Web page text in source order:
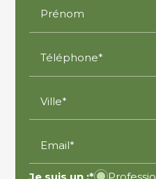
Prénom
Téléphone*
Ville*
Email*
Je suis un :*